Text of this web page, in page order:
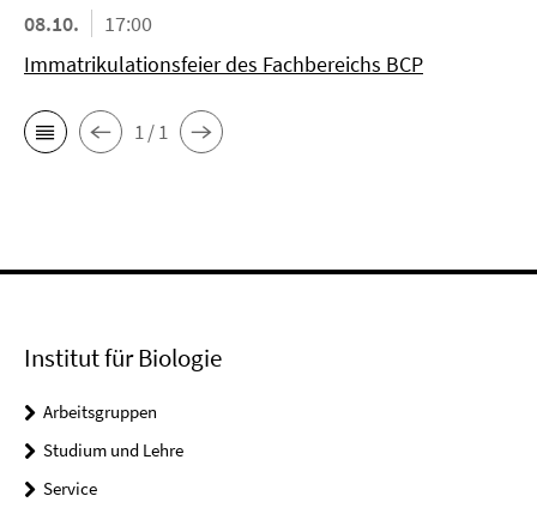
08.10.
17:00
Immatrikulationsfeier des Fachbereichs BCP
1 / 1
Institut für Biologie
Arbeitsgruppen
Studium und Lehre
Service